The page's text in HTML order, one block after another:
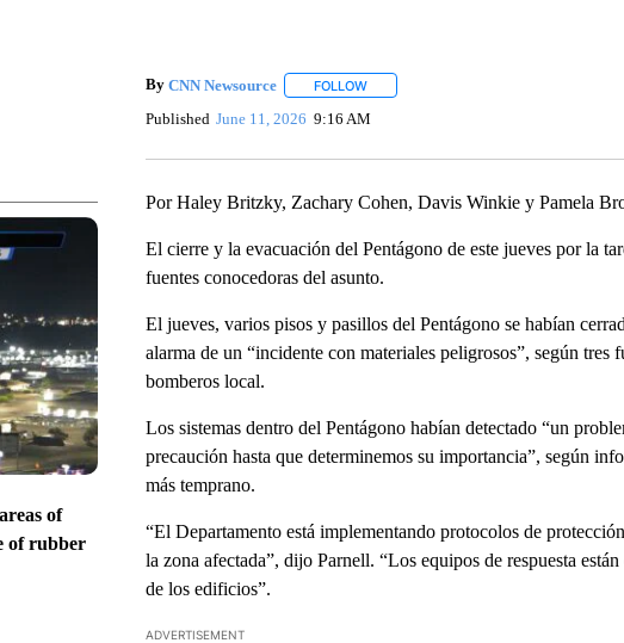
of
of rubber
By CNN Newsource FOLLOWFOLLOW "" TO RECEIVE NOTIFICATIONS
Published June 11, 2026 9:16 AM
Por Haley Britzky, Zachary Cohen, Davis Winkie y Pamela
El cierre y la evacuación del Pentágono de este jueves por la
fuentes conocedoras del asunto.
El jueves, varios pisos y pasillos del Pentágono se habían
alarma de un “incidente con materiales peligrosos”, según
bomberos local.
Los sistemas dentro del Pentágono habían detectado “un
precaución hasta que determinemos su importancia”, según
más temprano.
“El Departamento está implementando protocolos de
la zona afectada”, dijo Parnell. “Los equipos de respuesta
de los edificios”.
ADVERTISEMENT